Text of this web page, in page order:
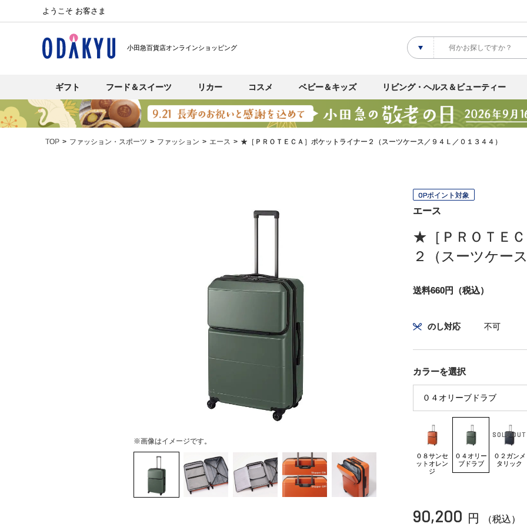
ようこそ お客さま
小田急百貨店オンラインショッピング
ギフト フード＆スイーツ リカー コスメ ベビー＆キッズ リビング・ヘルス＆ビューティー
TOP ファッション・スポーツ ファッション エース ★［ＰＲＯＴＥＣＡ］ポケットライナー２（スーツケース／９４Ｌ／０１３４４）
※画像はイメージです。
OPポイント対象
エース
★［ＰＲＯＴＥ
２（スーツケー
送料660円（税込）
のし対応 不可
カラーを選択
０８サンセ
ットオレン
ジ
０４オリー
ブドラブ
０２ガンメ
タリック
90,200 円 （税込）